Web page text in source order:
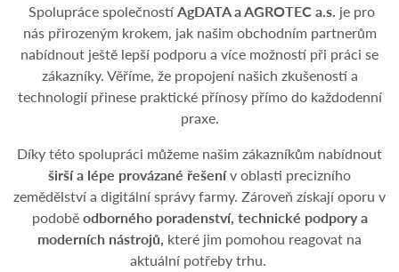
Spolupráce společnostíAgDATA a AGROTEC a.s. je pro
nás přirozeným krokem, jak našim obchodním partnerům
nabídnout ještě lepší podporu a více možností při práci se
zákazníky. Věříme, že propojení našich zkušeností a
technologií přinese praktické přínosy přímo do každodenní
praxe.
Díky této spolupráci můžeme našim zákazníkům nabídnout
širší a lépe provázané řešenív oblasti precizního
zemědělství a digitální správy farmy. Zároveň získají oporu v
podoběodborného poradenství, technické podpory a
moderních nástrojů, které jim pomohou reagovat na
aktuální potřeby trhu.